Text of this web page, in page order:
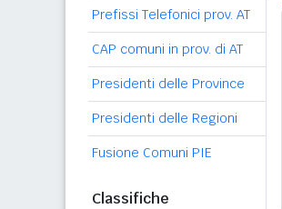
Prefissi Telefonici prov. AT
CAP comuni in prov. di AT
Presidenti delle Province
Presidenti delle Regioni
Fusione Comuni PIE
Classifiche